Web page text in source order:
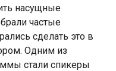
насущные
частые
сделать это в
Одним из
стали спикеры